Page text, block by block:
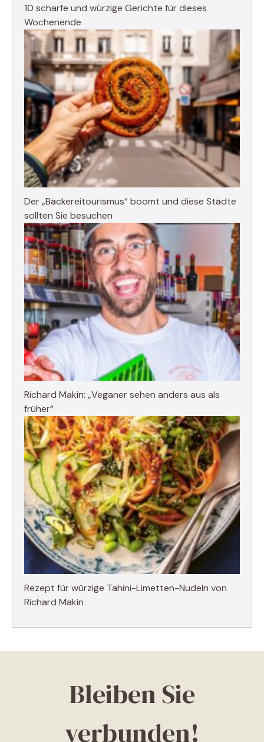
10 scharfe und würzige Gerichte für dieses
Wochenende
Der „Bäckereitourismus“ boomt und diese Städte
sollten Sie besuchen
Richard Makin: „Veganer sehen anders aus als
früher“
Rezept für würzige Tahini-Limetten-Nudeln von
Richard Makin
Bleiben Sie
verbunden!